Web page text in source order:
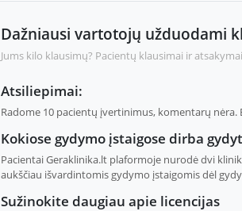
Dažniausi vartotojų užduodami
Jums kilo klausimų? Pacientų klausimai ir
Atsiliepimai:
Radome 10 pacientų įvertinimus, komentarų
Kokiose gydymo įstaigose dirba
Pacientai Geraklinika.lt plaformoje nurodė dvi
aukščiau išvardintomis gydymo įstaigomis dėl
Sužinokite daugiau apie licencijas